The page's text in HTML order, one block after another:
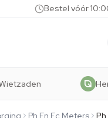
Bestel vóór
Ph En Ec Meters